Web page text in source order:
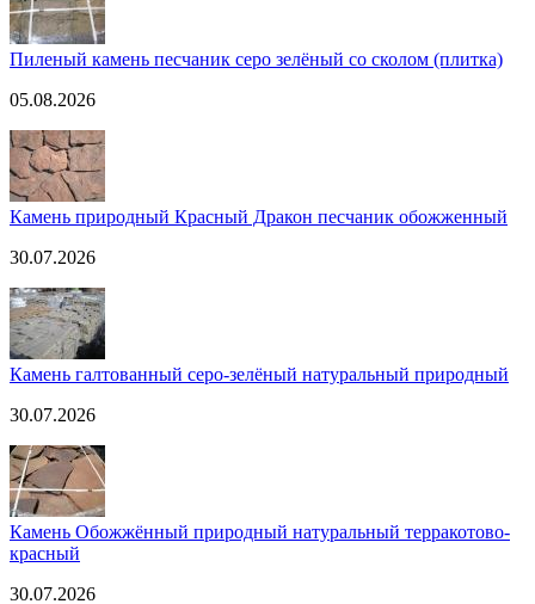
Пиленый камень песчаник серо зелёный со сколом (плитка)
05.08.2026
Камень природный Красный Дракон песчаник обожженный
30.07.2026
Камень галтованный серо-зелёный натуральный природный
30.07.2026
Камень Обожжённый природный натуральный терракотово-
красный
30.07.2026